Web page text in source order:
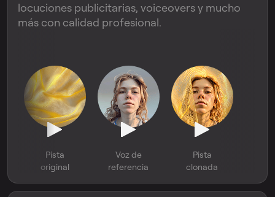
locuciones publicitarias, voiceovers y mucho
más con calidad profesional.
Pista
original
Voz de
referencia
Pista
clonada